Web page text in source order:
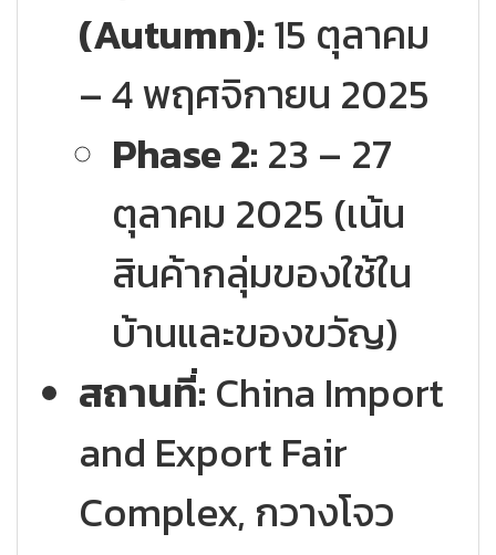
(Autumn):15 ตุลาคม
– 4 พฤศจิกายน 2025
Phase 2: 23 – 27
ตุลาคม 2025 (เน้น
สินค้ากลุ่มของใช้ใน
บ้านและของขวัญ)
สถานที่: China Import
and Export Fair
Complex, กวางโจว